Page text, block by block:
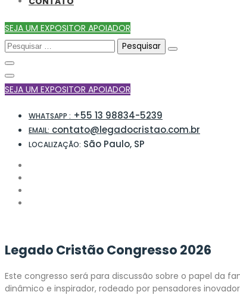
SEJA UM EXPOSITOR APOIADOR
SEJA UM EXPOSITOR APOIADOR
WHATSAPP : +55 13 98834-5239
EMAIL: contato@legadocristao.com.br
LOCALIZAÇÃO: São Paulo, SP
Legado Cristão Congresso 2026
Este congresso será para discussão sobre o papel da
dinâmico e inspirador, rodeado por pensadores